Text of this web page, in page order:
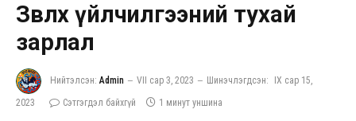
Зөвлөх үйлчилгээний тухай
зарлал
Нийтэлсэн: Admin VII сар 3, 2023 Шинэчлэгдсэн:
IX сар 15,
2023
Сэтгэгдэл байхгүй 1 минут уншина